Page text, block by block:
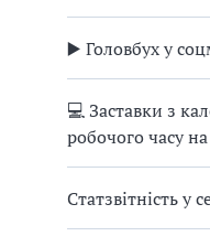
▶️ Головбух у
💻 Заставки з
робочого часу
Статзвітність у